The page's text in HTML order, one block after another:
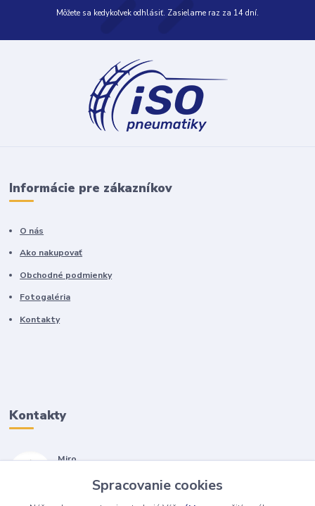
Môžete sa kedykoľvek odhlásiť. Zasielame raz za 14 dní.
Informácie pre zákazníkov
O nás
Ako nakupovať
Obchodné podmienky
Fotogaléria
Kontakty
Kontakty
Miro
(Po-Pia, 7-17 hod.)
Spracovanie cookies